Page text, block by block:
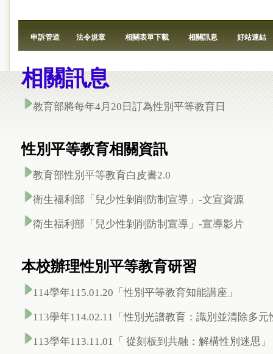
申訴管道 法令規章 相關表單下載 相關訊息 好站連結
相關訊息
教育部將每年4月20日訂為性別平等教育日
性別平等教育相關資訊
教育部性別平等教育白皮書2.0
衛生福利部「兒少性剝削防制宣導」 -文宣資源
衛生福利部「兒少性剝削防制宣導」 -宣導影片
本校辦理性別平等教育研習
114學年115.01.20「性別平等教育知能講座」
113學年114.02.11「性別光譜教育：識別並清除多
113學年113.11.01「 從刻板到共融：解構性別迷思」